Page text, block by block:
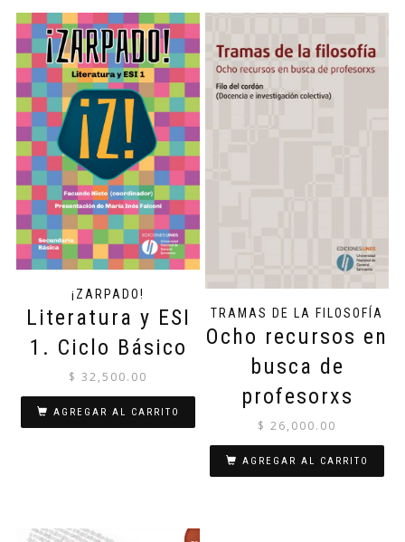
¡ZARPADO!
Literatura y ESI
1. Ciclo Básico
$ 32,500.00
AGREGAR AL CARRITO
TRAMAS DE LA FILOSOFÍA
Ocho recursos en
busca de
profesorxs
$ 26,000.00
AGREGAR AL CARRITO